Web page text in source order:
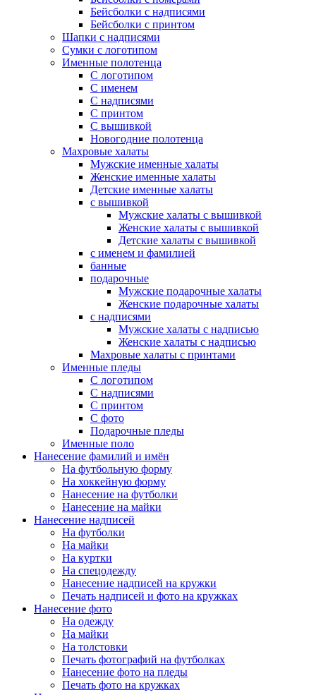
Бейсболки с надписями
Бейсболки с принтом
Шапки с надписями
Сумки с логотипом
Именные полотенца
С логотипом
С именем
С надписями
С принтом
С вышивкой
Новогодние полотенца
Махровые халаты
Мужские именные халаты
Женские именные халаты
Детские именные халаты
с вышивкой
Мужские халаты с вышивкой
Женские халаты с вышивкой
Детские халаты с вышивкой
с именем и фамилией
банные
подарочные
Мужские подарочные халаты
Женские подарочные халаты
с надписями
Мужские халаты с надписью
Женские халаты с надписью
Махровые халаты с принтами
Именные пледы
С логотипом
С надписями
С принтом
С фото
Подарочные пледы
Именные поло
Нанесение фамилий и имён
На футбольную форму
На хоккейную форму
Нанесение на футболки
Нанесение на майки
Нанесение надписей
На футболки
На майки
На куртки
На спецодежду
Нанесение надписей на кружки
Печать надписей и фото на кружках
Нанесение фото
На одежду
На майки
На толстовки
Печать фотографий на футболках
Нанесение фото на пледы
Печать фото на кружках